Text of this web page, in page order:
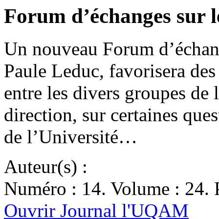
Forum d’échanges sur
Un nouveau Forum
Paule Leduc, favorisera
entre les divers groupes
direction, sur certaines
de l’Université…
Auteur(s) :
Numéro : 14. Volume : 24.
Ouvrir Journal l'UQAM